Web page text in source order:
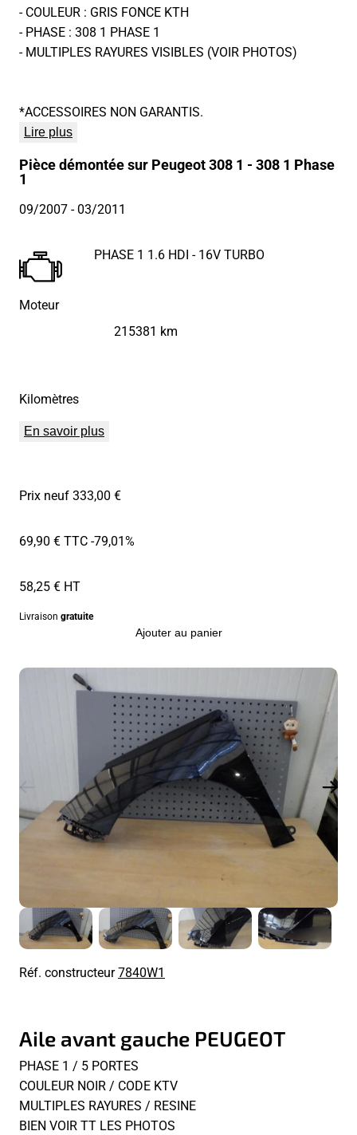
- COULEUR : GRIS FONCE KTH
- PHASE : 308 1 PHASE 1
- MULTIPLES RAYURES VISIBLES (VOIR PHOTOS)
*ACCESSOIRES NON GARANTIS.
Lire plus
Pièce démontée sur Peugeot 308 1 - 308 1 Phase
1
09/2007- 03/2011
Moteur
PHASE 1 1.6 HDI - 16V TURBO
Kilomètres
215381 km
En savoir plus
Prix neuf 333,00 €
69,90 € TTC-79,01%
58,25 € HT
Livraison gratuite
Ajouter au panier
Réf. constructeur7840W1
Aile avant gauche PEUGEOT
PHASE 1 / 5 PORTES
COULEUR NOIR / CODE KTV
MULTIPLES RAYURES / RESINE
BIEN VOIR TT LES PHOTOS